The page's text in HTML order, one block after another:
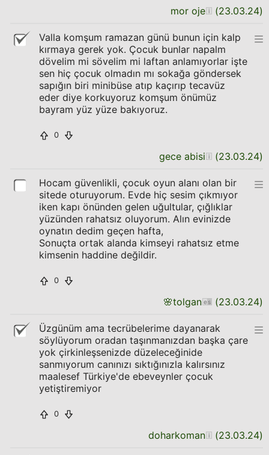
mor oje (23.03.24)
Valla komşum ramazan günü bunun için kalp
kırmaya gerek yok. Çocuk bunlar napalm
dövelim mi sövelim mi laftan anlamıyorlar işte
sen hiç çocuk olmadın mı sokağa göndersek
sapığın biri minibüse atıp kaçırıp tecavüz
eder diye korkuyoruz komşum önümüz
bayram yüz yüze bakıyoruz.
0
gece abisi (23.03.24)
Hocam güvenlikli, çocuk oyun alanı olan bir
sitede oturuyorum. Evde hiç sesim çıkmıyor
iken kapı önünden gelen uğultular, çığlıklar
yüzünden rahatsız oluyorum. Alın evinizde
oynatın dedim geçen hafta,
Sonuçta ortak alanda kimseyi rahatsız etme
kimsenin haddine değildir.
0
🌸tolgan (23.03.24)
Üzgünüm ama tecrübelerime dayanarak
söylüyorum oradan taşınmanızdan başka çare
yok çirkinleşsenizde düzeleceğinide
sanmıyorum canınızı sıktığınızla kalırsınız
maalesef Türkiye'de ebeveynler çocuk
yetiştiremiyor
0
doharkoman (23.03.24)